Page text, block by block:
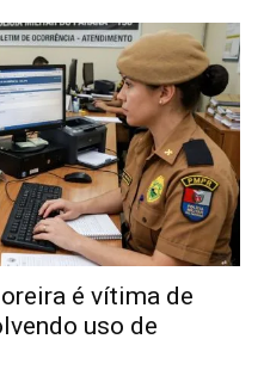
é vítima de
uso de